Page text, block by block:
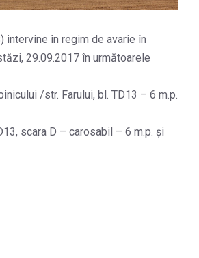
intervine în regim de avarie în
29.09.2017 în următoarele
/str. Farului, bl. TD13 – 6 m.p.
scara D – carosabil – 6 m.p. și